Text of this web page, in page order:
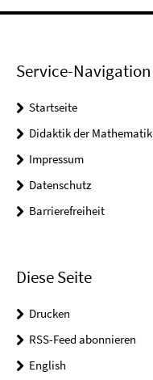
Service-Navigation
Startseite
Didaktik der Mathematik
Impressum
Datenschutz
Barrierefreiheit
Diese Seite
Drucken
RSS-Feed abonnieren
English